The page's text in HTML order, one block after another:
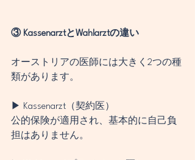
③ KassenarztとWahlarztの違い
オーストリアの医師には大きく2つの種
類があります。
▶ Kassenarzt（契約医）
公的保険が適用され、基本的に自己負
担はありません。